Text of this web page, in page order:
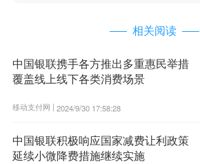
相关阅读
中国银联携手各方推出多重惠民举措
覆盖线上线下各类消费场景
移动支付网 | 2024/9/30 17:58:28
中国银联积极响应国家减费让利政策
延续小微降费措施继续实施